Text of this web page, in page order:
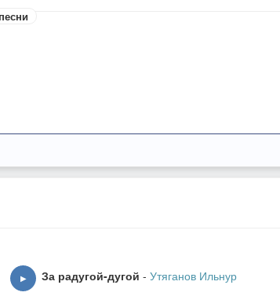
▶ За радугой-дугой - Утяганов Ильнур